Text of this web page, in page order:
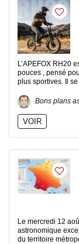
L’APEFOX RH20
pouces , pensé
plus sportives. Il se
Bons plans
VOIR
Le mercredi 12
astronomique
du territoire